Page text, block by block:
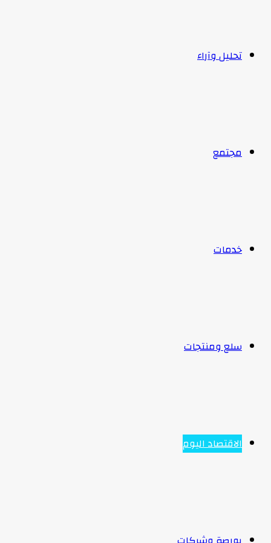
تحليل وآراء
مجتمع
خدمات
سلع ومنتجات
الاقتصاد اليوم